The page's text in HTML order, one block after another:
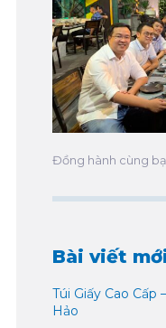
Đồng hành cùng
Bài viết
Túi Giấy Cao Cấp
Hảo